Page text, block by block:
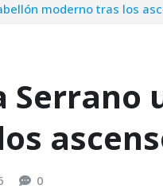
moderno tras los
0